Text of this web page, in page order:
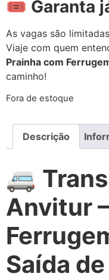
🎟️ Garanta
As vagas são
Viaje com quem
Prainha com
caminho!
Fora de estoque
Descrição
🚐
Anvitur
Saída